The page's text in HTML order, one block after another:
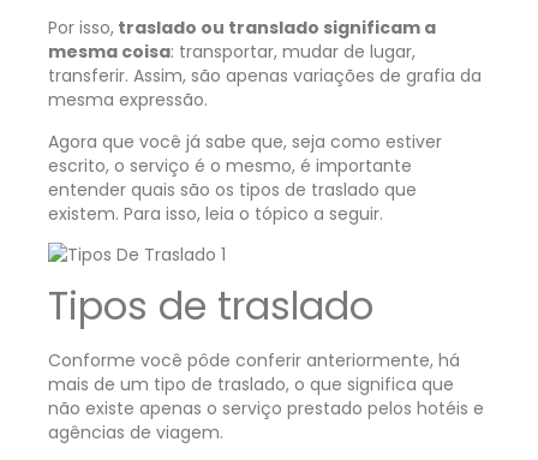
Por isso, traslado ou translado significam a
mesma coisa: transportar, mudar de lugar,
transferir. Assim, são apenas variações de grafia da
mesma expressão.
Agora que você já sabe que, seja como estiver
escrito, o serviço é o mesmo, é importante
entender quais são os tipos de traslado que
existem. Para isso, leia o tópico a seguir.
Tipos de traslado
Conforme você pôde conferir anteriormente, há
mais de um tipo de traslado, o que significa que
não existe apenas o serviço prestado pelos hotéis e
agências de viagem.